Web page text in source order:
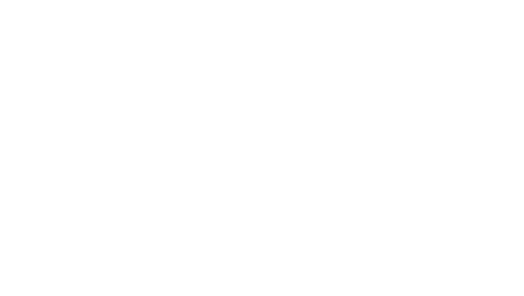
了させた実績があります
引実績があります
ありません
定した発送日数内に発送してい